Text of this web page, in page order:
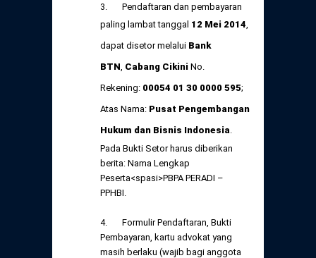
3. Pendaftaran dan pembayaran
paling lambat tanggal 12 Mei 2014
dapat disetor melalui Bank
BTN Cabang Cikini No.
Rekening: 00054 01 30 0000 595;
Atas Nama: Pusat Pengembangan
Hukum dan Bisnis Indonesia
Pada Bukti Setor harus diberikan
berita: Nama Lengkap
Peserta<spasi>PBPA PERADI –
PPHBI.
4. Formulir Pendaftaran, Bukti
Pembayaran, kartu advokat yang
masih berlaku (wajib bagi anggota